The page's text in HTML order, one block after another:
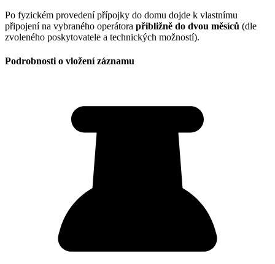
Po fyzickém provedení přípojky do domu dojde k vlastnímu
připojení na vybraného operátora přibližně do dvou měsíců (dle
zvoleného poskytovatele a technických možností).
Podrobnosti o vložení záznamu